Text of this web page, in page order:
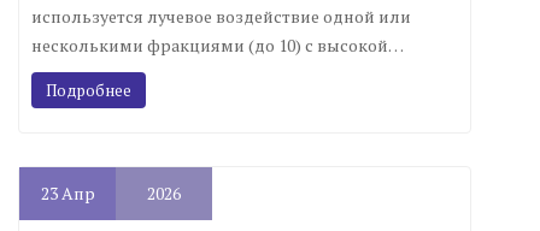
используется лучевое воздействие одной или
несколькими фракциями (до 10) с высокой…
Подробнее
23Апр 2026